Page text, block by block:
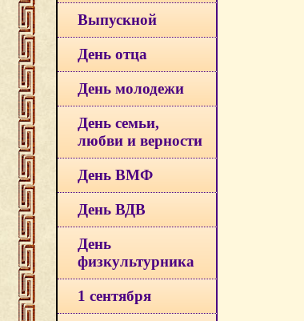
Выпускной
День отца
День молодежи
День семьи,
любви и верности
День ВМФ
День ВДВ
День
физкультурника
1 сентября